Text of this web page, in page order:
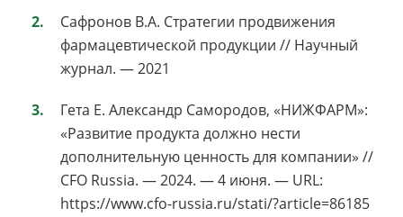
Сафронов В.А. Стратегии продвижения
фармацевтической продукции // Научный
журнал. — 2021
Гета Е. Александр Самородов, «НИЖФАРМ»:
«Развитие продукта должно нести
дополнительную ценность для компании» //
CFO Russia. — 2024. — 4 июня. — URL:
https://www.cfo-russia.ru/stati/?article=86185